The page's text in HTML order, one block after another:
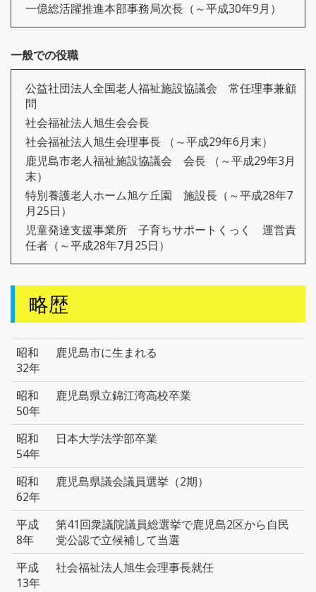
一億総活躍推進本部事務局次長（～平成30年9月）
一般での役職
公益社団法人全国老人福祉施設協議会 常任理事兼顧
問
社会福祉法人旭生会会長
社会福祉法人旭生会理事長 （～平成29年6月末）
鹿児島市老人福祉施設協議会 会長 （～平成29年3月
末）
特別養護老人ホーム旭ケ丘園 施設長（～平成28年7
月25日）
児童発達支援事業所 子育ちサポートくっく 運営責
任者（～平成28年7月25日）
略歴
昭和
32年
鹿児島市に生まれる
昭和
50年
鹿児島県立錦江湾高校卒業
昭和
54年
日本大学法学部卒業
昭和
62年
鹿児島県議会議員選挙（2期）
平成
8年
第41回衆議院議員総選挙で鹿児島2区から自民
党公認で立候補して当選
平成
13年
社会福祉法人旭生会理事長就任